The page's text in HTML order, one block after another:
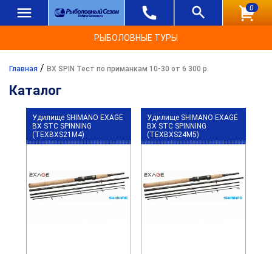
0
РЫБОЛОВНЫЕ ТУРЫ
Главная / BX SPIN Тест по приманкам 10-30 от 6 300 р.
Каталог
Удилище SHIMANO EXAGE
BX STC SPINNING
(TEXBXS21M4)
Удилище SHIMANO EXAGE
BX STC SPINNING
(TEXBXS24M5)